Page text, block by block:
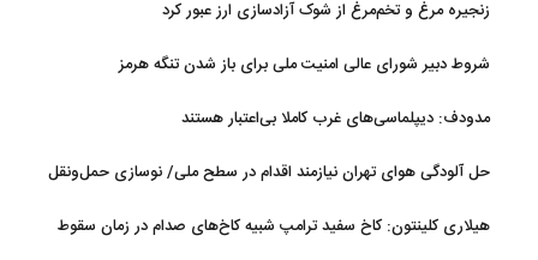
زنجیره مرغ و تخم‌مرغ از شوک آزادسازی ارز عبور کرد
شروط دبیر شورای عالی امنیت ملی برای باز شدن تنگه هرمز
مدودف: دیپلماسی‌های غرب کاملا بی‌اعتبار هستند
حل آلودگی هوای تهران نیازمند اقدام در سطح ملی/ نوسازی حمل‌ونقل
هیلاری کلینتون: کاخ سفید ترامپ شبیه کاخ‌های صدام در زمان سقوط